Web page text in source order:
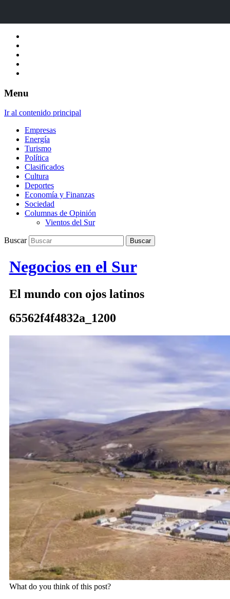
Menu
Ir al contenido principal
Empresas
Energía
Turismo
Política
Clasificados
Cultura
Deportes
Economía y Finanzas
Sociedad
Columnas de Opinión
Vientos del Sur
Buscar
Negocios en el Sur
El mundo con ojos latinos
65562f4f4832a_1200
What do you think of this post?